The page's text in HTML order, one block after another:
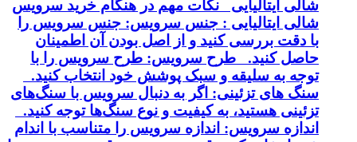
شالی ایتالیایی نکات مهم در هنگام خرید سرویس
شالی ایتالیایی : جنس سرویس: جنس سرویس را
با دقت بررسی کنید و از اصل بودن آن اطمینان
حاصل کنید. طرح سرویس: طرح سرویس را با
توجه به سلیقه و سبک پوشش خود انتخاب کنید.
سنگ های تزئینی: اگر به دنبال سرویس با سنگ‌های
تزئینی هستید، به کیفیت و نوع سنگ‌ها توجه کنید.
اندازه سرویس: اندازه سرویس را متناسب با اندام